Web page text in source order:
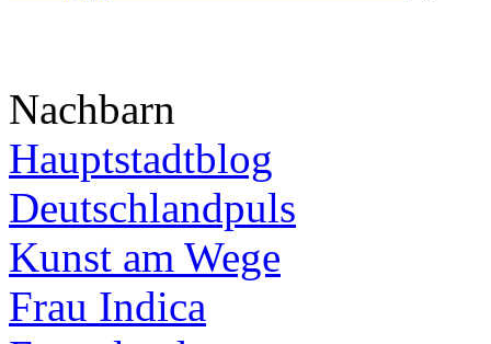
Nachbarn
Hauptstadtblog
Deutschlandpuls
Kunst am Wege
Frau Indica